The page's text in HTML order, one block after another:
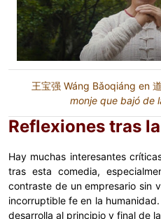
王宝强 Wáng Bǎoqiáng en
monje que bajó de
Reflexiones tras
Hay muchas interesantes
tras esta comedia,
contraste de un empresario sin
incorruptible fe en la
desarrolla al principio y final de